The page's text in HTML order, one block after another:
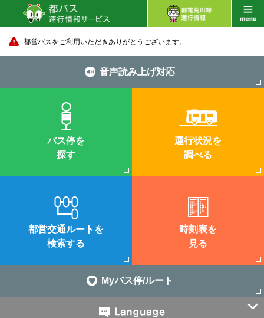
都営バスをご利用いただきありがとうございます。
音声読み上げ対応
バス停を
探す
運行状況を
調べる
都営交通ルートを
検索する
時刻表を
見る
Myバス停/ルート
